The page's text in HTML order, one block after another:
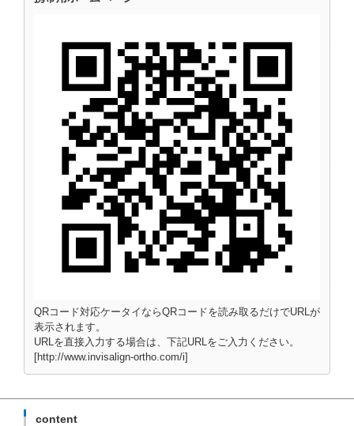
QRコード対応ケータイならQRコードを読み取るだけでURLが
表示されます。
URLを直接入力する場合は、下記URLをご入力ください。
[http://www.invisalign-ortho.com/i]
content